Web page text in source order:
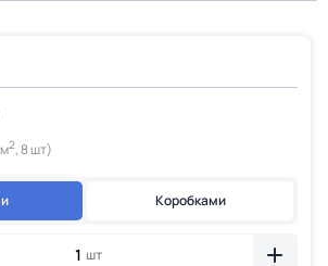
2, 8 шт)
Коробками
шт